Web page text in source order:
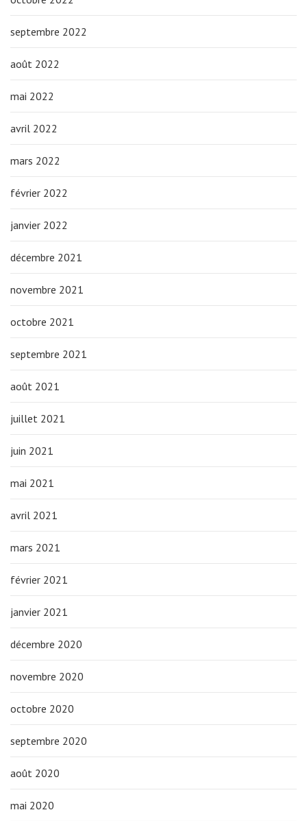
septembre 2022
août 2022
mai 2022
avril 2022
mars 2022
février 2022
janvier 2022
décembre 2021
novembre 2021
octobre 2021
septembre 2021
août 2021
juillet 2021
juin 2021
mai 2021
avril 2021
mars 2021
février 2021
janvier 2021
décembre 2020
novembre 2020
octobre 2020
septembre 2020
août 2020
mai 2020